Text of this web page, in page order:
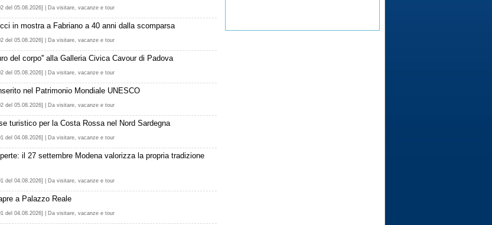
del 05.08.2026] | Da visitare, vacanze e tour
in mostra a Fabriano a 40 anni dalla scomparsa
del 05.08.2026] | Da visitare, vacanze e tour
del corpo'' alla Galleria Civica Cavour di Padova
del 05.08.2026] | Da visitare, vacanze e tour
nel Patrimonio Mondiale UNESCO
del 05.08.2026] | Da visitare, vacanze e tour
turistico per la Costa Rossa nel Nord Sardegna
del 04.08.2026] | Da visitare, vacanze e tour
il 27 settembre Modena valorizza la propria tradizione
del 04.08.2026] | Da visitare, vacanze e tour
a Palazzo Reale
del 04.08.2026] | Da visitare, vacanze e tour